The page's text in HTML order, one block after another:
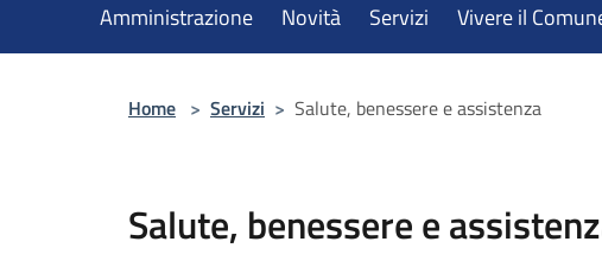
Amministrazione Novità Servizi Vivere il
Home > Servizi > Salute, benessere e assistenza
Salute, benessere e